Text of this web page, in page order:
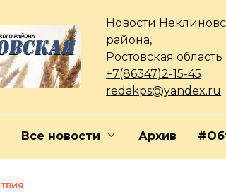
Новости
района,
Ростовская область
+7(86347)2-15-45
redakps@yandex.ru
Все новости Архив